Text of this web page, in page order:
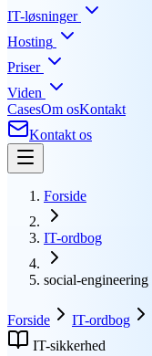
IT-løsninger
Hosting
Priser
Viden
CasesOm osKontakt
Kontakt os
Forside
IT-ordbog
social-engineering
Forside IT-ordbog
IT-sikkerhed